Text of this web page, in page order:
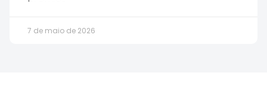
7 de maio de 2026